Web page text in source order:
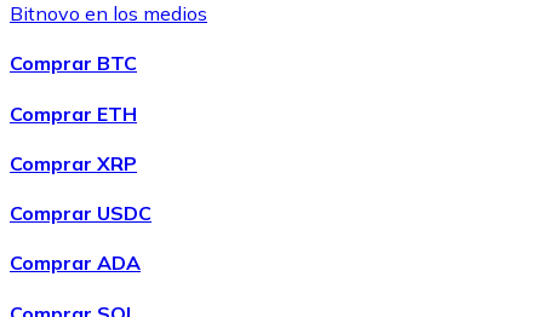
Comprar Chainlink
LINK
Bitnovo en los medios
Comprar BTC
Comprar ETH
Comprar XRP
Comprar USDC
Comprar ADA